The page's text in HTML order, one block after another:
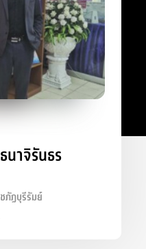
นาจิรันธร
ภัฏบุรีรัมย์